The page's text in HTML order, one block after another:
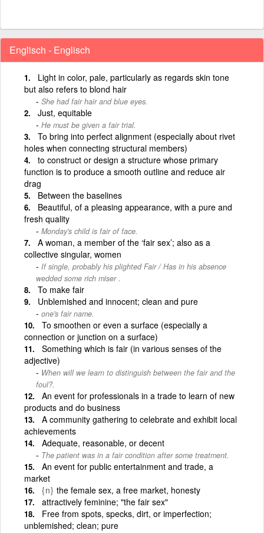
Englisch - Englisch
Light in color, pale, particularly as regards skin tone
but also refers to blond hair
She had fair hair and blue eyes.
Just, equitable
He must be given a fair trial.
To bring into perfect alignment (especially about rivet
holes when connecting structural members)
to construct or design a structure whose primary
function is to produce a smooth outline and reduce air
drag
Between the baselines
Beautiful, of a pleasing appearance, with a pure and
fresh quality
Monday's child is fair of face.
A woman, a member of the ‘fair sex’; also as a
collective singular, women
If single, probably his plighted Fair / Has in his absence
wedded some rich miser .
To make fair
Unblemished and innocent; clean and pure
one's fair name.
To smoothen or even a surface (especially a
connection or junction on a surface)
Something which is fair (in various senses of the
adjective)
When will we learn to distinguish between the fair and the
foul?.
An event for professionals in a trade to learn of new
products and do business
A community gathering to celebrate and exhibit local
achievements
Adequate, reasonable, or decent
The patient was in a fair condition after some treatment.
An event for public entertainment and trade, a
market
{n} the female sex, a free market, honesty
attractively feminine; "the fair sex"
Free from spots, specks, dirt, or imperfection;
unblemished; clean; pure